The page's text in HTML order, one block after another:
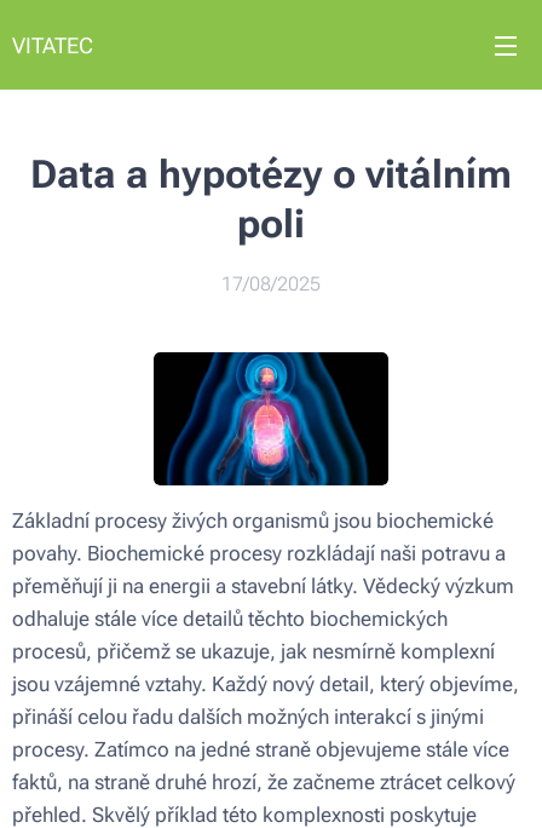
VITATEC
Data a hypotézy o vitálním
poli
17/08/2025
Základní procesy živých organismů jsou biochemické
povahy. Biochemické procesy rozkládají naši potravu a
přeměňují ji na energii a stavební látky. Vědecký výzkum
odhaluje stále více detailů těchto biochemických
procesů, přičemž se ukazuje, jak nesmírně komplexní
jsou vzájemné vztahy. Každý nový detail, který objevíme,
přináší celou řadu dalších možných interakcí s jinými
procesy. Zatímco na jedné straně objevujeme stále více
faktů, na straně druhé hrozí, že začneme ztrácet celkový
přehled. Skvělý příklad této komplexnosti poskytuje